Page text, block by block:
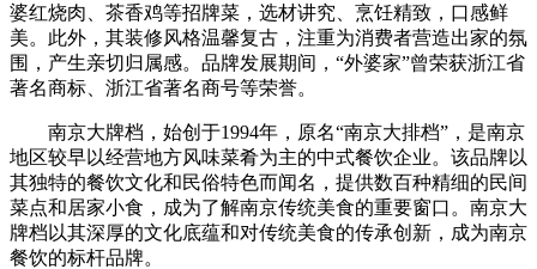
婆红烧肉、茶香鸡等招牌菜，选材讲究、烹饪精致，口感鲜
美。此外，其装修风格温馨复古，注重为消费者营造出家的氛
围，产生亲切归属感。品牌发展期间，“外婆家”曾荣获浙江省
著名商标、浙江省著名商号等荣誉。
南京大牌档，始创于1994年，原名“南京大排档”，是南京
地区较早以经营地方风味菜肴为主的中式餐饮企业。该品牌以
其独特的餐饮文化和民俗特色而闻名，提供数百种精细的民间
菜点和居家小食，成为了解南京传统美食的重要窗口。南京大
牌档以其深厚的文化底蕴和对传统美食的传承创新，成为南京
餐饮的标杆品牌。